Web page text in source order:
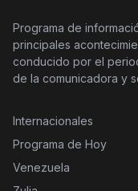
Programa de
principales
conducido por el
de la comunicadora y
Internacionales
Programa de Hoy
Venezuela